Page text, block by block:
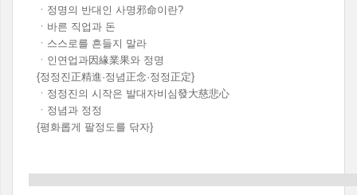
ㆍ정명의 반대인 사명邪命이란?
ㆍ바른 직업과 돈
ㆍ스스로를 흔들지 말라
ㆍ인연업과因緣業果와 정명
{정정진正精進·정념正念·정정正定}
ㆍ정정진의 시작은 발대자비심發大慈悲心
ㆍ정념과 정정
{평화롭게 팔정도를 닦자}